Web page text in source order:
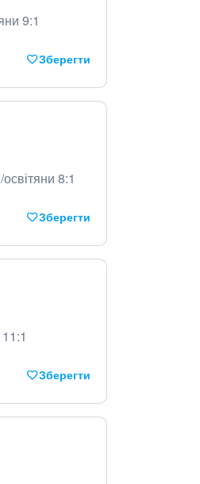
9:1
Зберегти
освітяни 8:1
Зберегти
Зберегти